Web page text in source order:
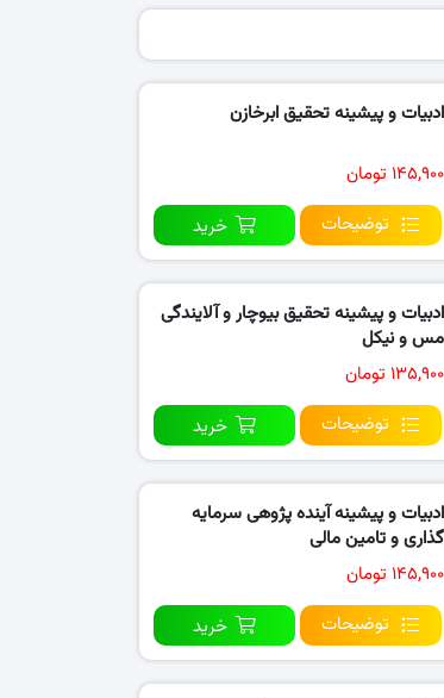
ادبیات و پیشینه تحقیق ابرخازن
۱۴۵,۹۰۰ تومان
توضیحات
خرید
ادبیات و پیشینه تحقیق بیوچار و آلایندگی
مس و نیکل
۱۳۵,۹۰۰ تومان
توضیحات
خرید
ادبیات و پیشینه آینده پژوهی سرمایه
گذاری و تامین مالی
۱۴۵,۹۰۰ تومان
توضیحات
خرید